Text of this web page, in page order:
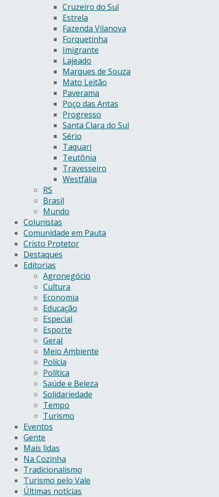
Cruzeiro do Sul
Estrela
Fazenda Vilanova
Forquetinha
Imigrante
Lajeado
Marques de Souza
Mato Leitão
Paverama
Poço das Antas
Progresso
Santa Clara do Sul
Sério
Taquari
Teutônia
Travesseiro
Westfália
RS
Brasil
Mundo
Colunistas
Comunidade em Pauta
Cristo Protetor
Destaques
Editorias
Agronegócio
Cultura
Economia
Educação
Especial
Esporte
Geral
Meio Ambiente
Polícia
Política
Saúde e Beleza
Solidariedade
Tempo
Turismo
Eventos
Gente
Mais lidas
Na Cozinha
Tradicionalismo
Turismo pelo Vale
Últimas notícias